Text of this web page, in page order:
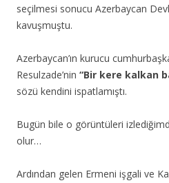
seçilmesi sonucu Azerbaycan
kavuşmuştu.
Azerbaycan’ın kurucu
Resulzade’nin “Bir kere kalkan
sözü kendini ispatlamıştı.
Bugün bile o görüntüleri
olur…
Ardından gelen Ermeni işgali ve